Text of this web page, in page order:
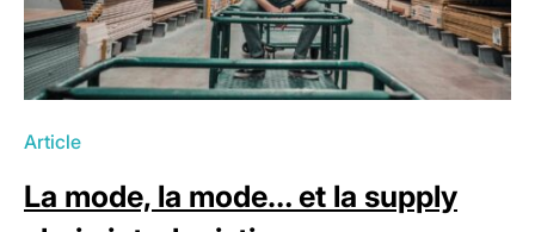
Article
La mode, la mode… et la supply